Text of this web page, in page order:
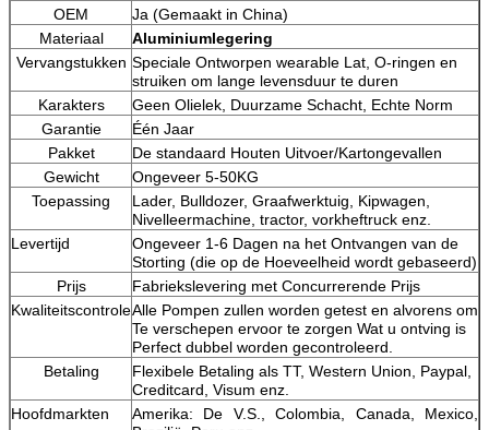
OEM
Ja (Gemaakt in China)
Materiaal
Aluminiumlegering
Vervangstukken Speciale Ontworpen wearable Lat, O-ringen en
struiken om lange levensduur te duren
Karakters
Geen Olielek, Duurzame Schacht, Echte Norm
Garantie
Één Jaar
Pakket
De standaard Houten Uitvoer/Kartongevallen
Gewicht
Ongeveer 5-50KG
Toepassing
Lader, Bulldozer, Graafwerktuig, Kipwagen,
Nivelleermachine, tractor, vorkheftruck enz.
Levertijd
Ongeveer 1-6 Dagen na het Ontvangen van de
Storting (die op de Hoeveelheid wordt gebaseerd)
Prijs
Fabriekslevering met Concurrerende Prijs
KwaliteitscontroleAlle Pompen zullen worden getest en alvorens om
Te verschepen ervoor te zorgen Wat u ontving is
Perfect dubbel worden gecontroleerd.
Betaling
Flexibele Betaling als TT, Western Union, Paypal,
Creditcard, Visum enz.
Hoofdmarkten
Amerika: De V.S., Colombia, Canada, Mexico,